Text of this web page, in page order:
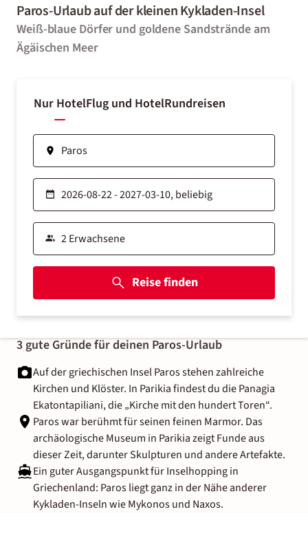
Paros-Urlaub auf der kleinen Kykladen-Insel
Weiß-blaue Dörfer und goldene Sandstrände am
Ägäischen Meer
Nur HotelFlug und HotelRundreisen
Reise finden
3 gute Gründe für deinen Paros-Urlaub
Auf der griechischen Insel Paros stehen zahlreiche
Kirchen und Klöster. In Parikia findest du die Panagia
Ekatontapiliani, die „Kirche mit den hundert Toren“.
Paros war berühmt für seinen feinen Marmor. Das
archäologische Museum in Parikia zeigt Funde aus
dieser Zeit, darunter Skulpturen und andere Artefakte.
Ein guter Ausgangspunkt für Inselhopping in
Griechenland: Paros liegt ganz in der Nähe anderer
Kykladen-Inseln wie Mykonos und Naxos.